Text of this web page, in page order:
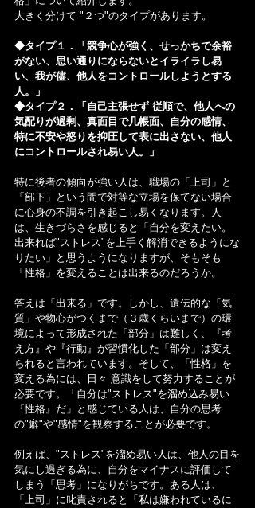
大きく分けて "２つ"のタイプがあります。
◆タイプ１．「競争心が強く、せっかちで余裕
がない、思い通りにならないとイライラし易
い、我が儘、他人をコントロールしようとする
人。」
◆タイプ２．「自己主張せず 従順で、他人への
気配りが過剰、真面目で几帳面、自分の感情、
特に不安や怒りを抑圧して表に出さない、他人
にコントロールされ易い人。」
特に後者の傾向が強い人は、職場の「上司」と
「部下」という間で対等な立場を保てない場合
に心身の不調を引き起こし易くなります。人
は、生きづらさを感じると「自分を変えたい。
出来れば"ストレス"を上手く解消できるようにな
りたい」と思うようになりますが、そもそも
「性格」を変えることは出来るのだろうか。
答えは「出来る」です。しかし、遺伝的な「気
質」や物心がつくまで（３歳くらいまで）の環
境によって形成された「部分」は難しく、『考
え方』や『行動』が習慣化した「部分」は変え
られると言われています。そして、「性格」を
変える為には、日々 意識をして努力することが
必要です。「自分は"ストレス"を溜め込み易い
『性格』だ」と感じている人は、自分の思考
の"癖"や"感情"を観察することが必要です。
例えば、"ストレス"を溜め易い人は、他人の目を
気にし過ぎる為に、自分をマイナスに評価して
しまう「思考」になりがちです。ある人は、
「上司」に叱責されると「私は嫌われているに